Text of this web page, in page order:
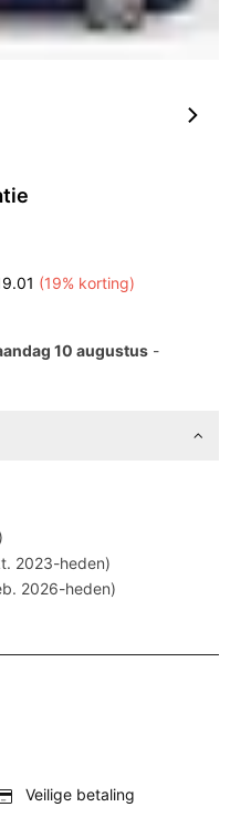
(19% korting)
10 augustus -
2023-heden)
2026-heden)
Veilige betaling